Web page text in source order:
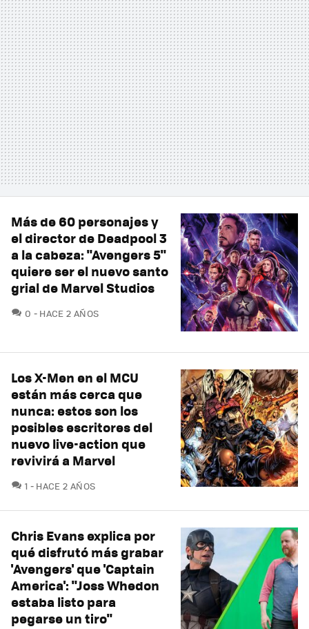
Más de 60 personajes y
el director de Deadpool 3
a la cabeza: "Avengers 5"
quiere ser el nuevo santo
grial de Marvel Studios
0 COMENTARIOS
HACE 2 AÑOS
Los X-Men en el MCU
están más cerca que
nunca: estos son los
posibles escritores del
nuevo live-action que
revivirá a Marvel
1 COMENTARIOS
HACE 2 AÑOS
Chris Evans explica por
qué disfrutó más grabar
'Avengers' que 'Captain
America': "Joss Whedon
estaba listo para
pegarse un tiro"